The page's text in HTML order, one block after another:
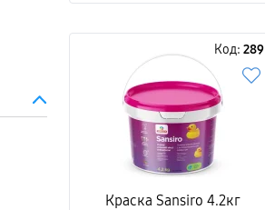
Код: 289
Краска Sansiro 4.2кг